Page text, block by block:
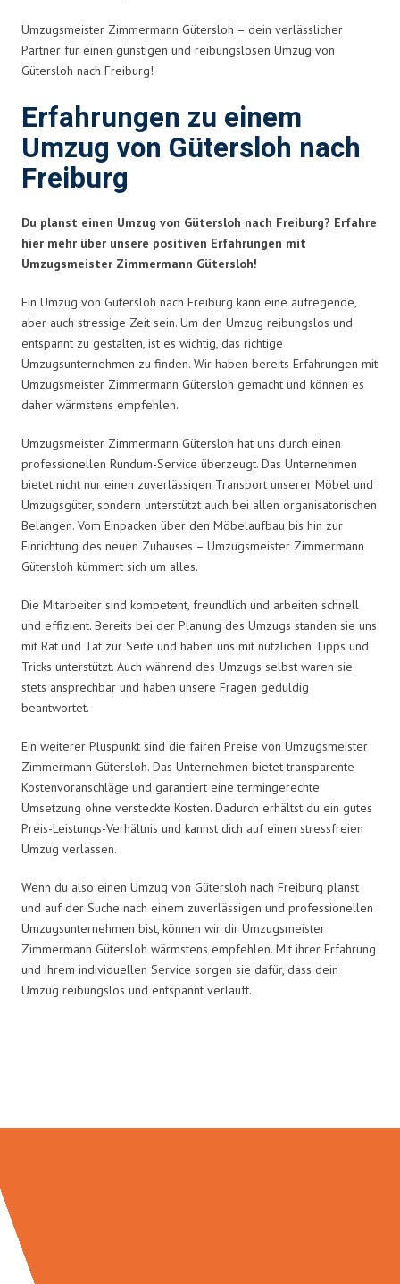
Umzugsmeister Zimmermann Gütersloh – dein verlässlicher
Partner für einen günstigen und reibungslosen Umzug von
Gütersloh nach Freiburg!
Erfahrungen zu einem
Umzug von Gütersloh nach
Freiburg
Du planst einen Umzug von Gütersloh nach Freiburg? Erfahre
hier mehr über unsere positiven Erfahrungen mit
Umzugsmeister Zimmermann Gütersloh!
Ein Umzug von Gütersloh nach Freiburg kann eine aufregende,
aber auch stressige Zeit sein. Um den Umzug reibungslos und
entspannt zu gestalten, ist es wichtig, das richtige
Umzugsunternehmen zu finden. Wir haben bereits Erfahrungen mit
Umzugsmeister Zimmermann Gütersloh gemacht und können es
daher wärmstens empfehlen.
Umzugsmeister Zimmermann Gütersloh hat uns durch einen
professionellen Rundum-Service überzeugt. Das Unternehmen
bietet nicht nur einen zuverlässigen Transport unserer Möbel und
Umzugsgüter, sondern unterstützt auch bei allen organisatorischen
Belangen. Vom Einpacken über den Möbelaufbau bis hin zur
Einrichtung des neuen Zuhauses – Umzugsmeister Zimmermann
Gütersloh kümmert sich um alles.
Die Mitarbeiter sind kompetent, freundlich und arbeiten schnell
und effizient. Bereits bei der Planung des Umzugs standen sie uns
mit Rat und Tat zur Seite und haben uns mit nützlichen Tipps und
Tricks unterstützt. Auch während des Umzugs selbst waren sie
stets ansprechbar und haben unsere Fragen geduldig
beantwortet.
Ein weiterer Pluspunkt sind die fairen Preise von Umzugsmeister
Zimmermann Gütersloh. Das Unternehmen bietet transparente
Kostenvoranschläge und garantiert eine termingerechte
Umsetzung ohne versteckte Kosten. Dadurch erhältst du ein gutes
Preis-Leistungs-Verhältnis und kannst dich auf einen stressfreien
Umzug verlassen.
Wenn du also einen Umzug von Gütersloh nach Freiburg planst
und auf der Suche nach einem zuverlässigen und professionellen
Umzugsunternehmen bist, können wir dir Umzugsmeister
Zimmermann Gütersloh wärmstens empfehlen. Mit ihrer Erfahrung
und ihrem individuellen Service sorgen sie dafür, dass dein
Umzug reibungslos und entspannt verläuft.